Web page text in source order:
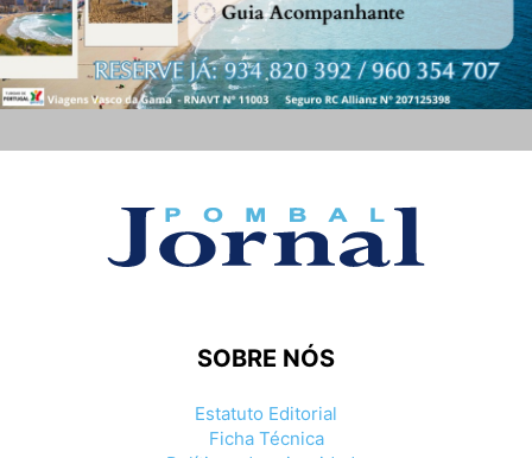
SOBRE NÓS
Estatuto Editorial
Ficha Técnica